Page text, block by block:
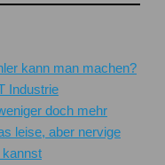
kann man machen?
Industrie
doch mehr
leise, aber nervige
kannst